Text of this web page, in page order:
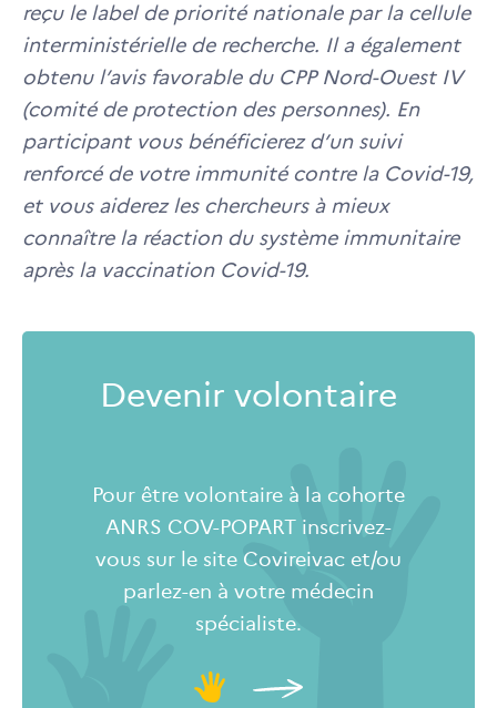
reçu le label de priorité nationale par la cellule
interministérielle de recherche. Il a également
obtenu l’avis favorable du CPP Nord-Ouest IV
(comité de protection des personnes). En
participant vous bénéficierez d’un suivi
renforcé de votre immunité contre la Covid-19,
et vous aiderez les chercheurs à mieux
connaître la réaction du système immunitaire
après la vaccination Covid-19.
Devenir volontaire
Pour être volontaire à la cohorte
ANRS COV-POPART inscrivez-
vous sur le site Covireivac et/ou
parlez-en à votre médecin
spécialiste.